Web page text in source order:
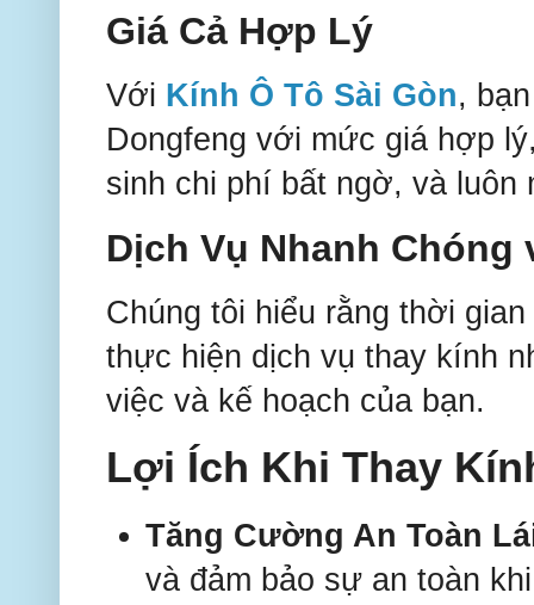
Giá Cả Hợp Lý
Với Kính Ô Tô Sài Gòn,
Dongfeng với mức giá hợp
sinh chi phí bất ngờ, và luôn
Dịch Vụ Nhanh Chóng
Chúng tôi hiểu rằng thời
thực hiện dịch vụ thay kính
việc và kế hoạch của bạn.
Lợi Ích Khi Thay
Tăng Cường An Toàn
và đảm bảo sự an toàn